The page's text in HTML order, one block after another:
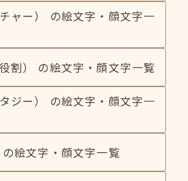
ャー） の絵文字・顔文字一
割） の絵文字・顔文字一覧
ジー） の絵文字・顔文字一
絵文字・顔文字一覧